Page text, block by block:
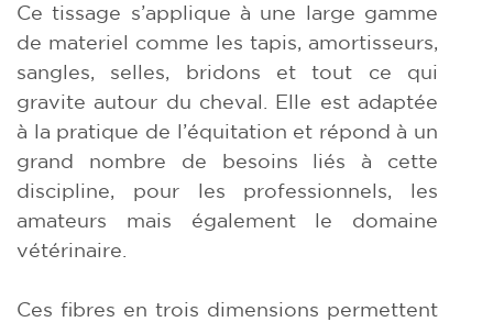
Ce tissage s’applique à une large gamme
de materiel comme les tapis, amortisseurs,
sangles, selles, bridons et tout ce qui
gravite autour du cheval. Elle est adaptée
à la pratique de l’équitation et répond à un
grand nombre de besoins liés à cette
discipline, pour les professionnels, les
amateurs mais également le domaine
vétérinaire.
Ces fibres en trois dimensions permettent